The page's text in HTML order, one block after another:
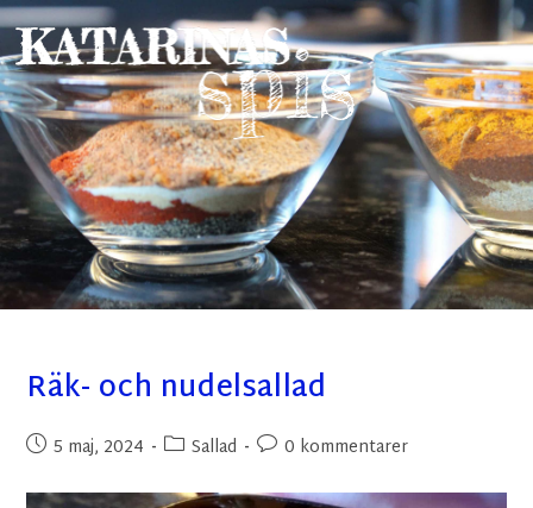
Räk- och nudelsallad
5 maj, 2024 Sallad 0 kommentarer